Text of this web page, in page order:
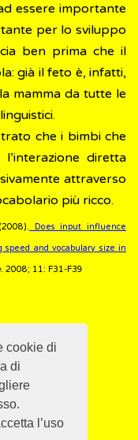
cookie di
di
l’uso
essere importante
per lo sviluppo
ben prima che il
già il feto è, infatti,
mamma da tutte le
che i bimbi che
diretta
attraverso
più ricco.
Does input influence
and vocabulary size in
. 2008; 11: F31-F39